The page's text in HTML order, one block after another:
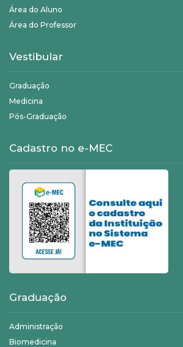
Área do Aluno
Área do Professor
Vestibular
Graduação
Medicina
Pós-Graduação
Cadastro no e-MEC
Graduação
Administração
Biomedicina